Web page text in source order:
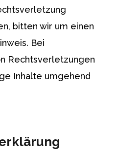
bitten wir um einen
Bei
Rechtsverletzungen
Inhalte umgehend